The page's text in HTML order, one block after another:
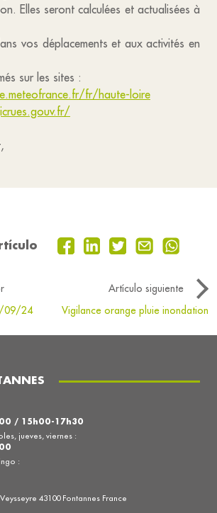
Elles seront calculées et actualisées à
vos déplacements et aux activités en
sur les sites :
fr/haute-loire
Artículo siguiente
09/24
Vigilance orange pluie inondation
43100 Fontannes France
/ 15h00-17h30
jueves, viernes :
: